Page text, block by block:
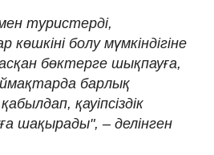
туристерді,
болу мүмкіндігіне
бөктерге шықпауға,
барлық
қауіпсіздік
шақырады", – делінген